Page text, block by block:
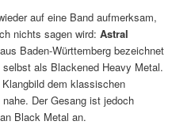
auf eine Band aufmerksam,
nichts sagen wird:Astral
Baden-Württemberg bezeichnet
als Blackened Heavy Metal.
dem klassischen
Der Gesang ist jedoch
Black Metal an.